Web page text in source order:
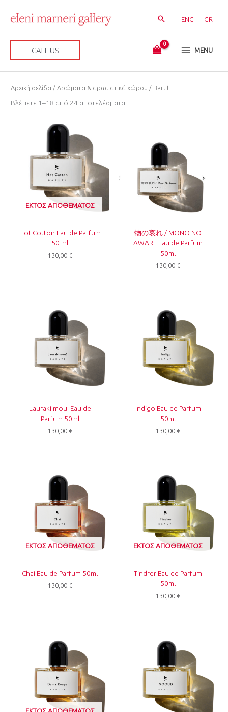
περιεχόμενο
ENG GR
CALL US MENU
Αρχική σελίδα / Αρώματα & αρωματικά χώρου / Baruti
Βλέπετε 1–18 από 24 αποτελέσματα
Sorted
by
ΕΚΤΌΣ ΑΠΟΘΈΜΑΤΟΣ
Hot Cotton Eau de Parfum
50 ml
130,00 €
物の哀れ / MONO NO
AWARE Eau de Parfum
50ml
130,00 €
Lauraki mou! Eau de
Parfum 50ml
130,00 €
Indigo Eau de Parfum
50ml
130,00 €
ΕΚΤΌΣ ΑΠΟΘΈΜΑΤΟΣ
Chai Eau de Parfum 50ml
130,00 €
ΕΚΤΌΣ ΑΠΟΘΈΜΑΤΟΣ
Tindrer Eau de Parfum
50ml
130,00 €